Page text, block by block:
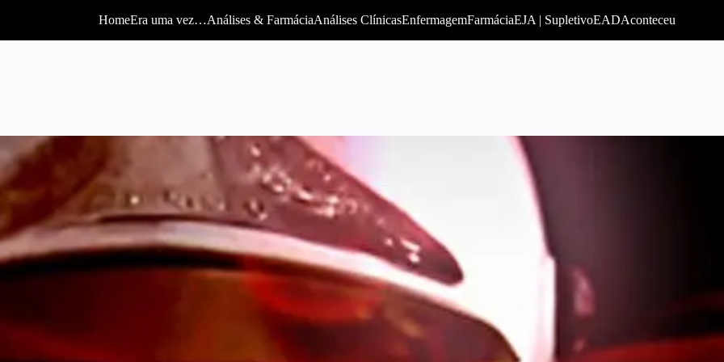
HomeEra uma vez…Análises & FarmáciaAnálises ClínicasEnfermagemFarmáciaEJA | SupletivoEADAconteceu